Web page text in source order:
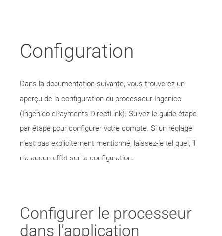
Configuration
Dans la documentation suivante, vous trouverez un
aperçu de la configuration du processeur Ingenico
(Ingenico ePayments DirectLink). Suivez le guide étape
par étape pour configurer votre compte. Si un réglage
n’est pas explicitement mentionné, laissez-le tel quel, il
n’a aucun effet sur la configuration.
Configurer le processeur
dans l’application